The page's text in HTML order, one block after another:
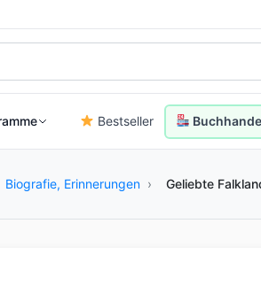
Bestseller
Biografie, Erinnerungen › Geliebte